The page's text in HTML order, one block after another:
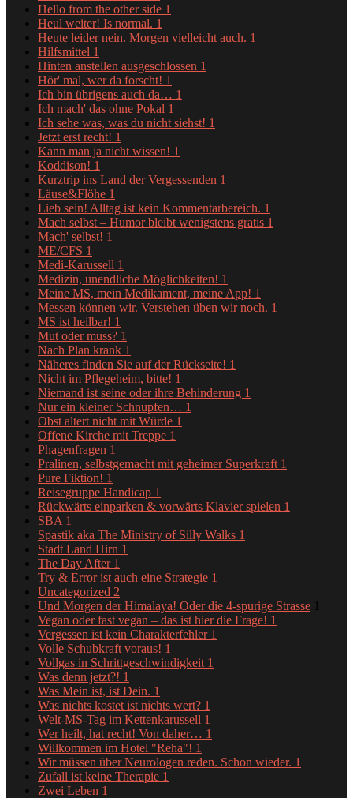
Hello from the other side 1
Heul weiter! Is normal. 1
Heute leider nein. Morgen vielleicht auch. 1
Hilfsmittel 1
Hinten anstellen ausgeschlossen 1
Hör' mal, wer da forscht! 1
Ich bin übrigens auch da… 1
Ich mach' das ohne Pokal 1
Ich sehe was, was du nicht siehst! 1
Jetzt erst recht! 1
Kann man ja nicht wissen! 1
Koddison! 1
Kurztrip ins Land der Vergessenden 1
Läuse&Flöhe 1
Lieb sein! Alltag ist kein Kommentarbereich. 1
Mach selbst – Humor bleibt wenigstens gratis 1
Mach' selbst! 1
ME/CFS 1
Medi-Karussell 1
Medizin, unendliche Möglichkeiten! 1
Meine MS, mein Medikament, meine App! 1
Messen können wir. Verstehen üben wir noch. 1
MS ist heilbar! 1
Mut oder muss? 1
Nach Plan krank 1
Näheres finden Sie auf der Rückseite! 1
Nicht im Pflegeheim, bitte! 1
Niemand ist seine oder ihre Behinderung 1
Nur ein kleiner Schnupfen… 1
Obst altert nicht mit Würde 1
Offene Kirche mit Treppe 1
Phagenfragen 1
Pralinen, selbstgemacht mit geheimer Superkraft 1
Pure Fiktion! 1
Reisegruppe Handicap 1
Rückwärts einparken & vorwärts Klavier spielen 1
SBA 1
Spastik aka The Ministry of Silly Walks 1
Stadt Land Hirn 1
The Day After 1
Try & Error ist auch eine Strategie 1
Uncategorized 2
Und Morgen der Himalaya! Oder die 4-spurige Strasse 1
Vegan oder fast vegan – das ist hier die Frage! 1
Vergessen ist kein Charakterfehler 1
Volle Schubkraft voraus! 1
Vollgas in Schrittgeschwindigkeit 1
Was denn jetzt?! 1
Was Mein ist, ist Dein. 1
Was nichts kostet ist nichts wert? 1
Welt-MS-Tag im Kettenkarussell 1
Wer heilt, hat recht! Von daher… 1
Willkommen im Hotel "Reha"! 1
Wir müssen über Neurologen reden. Schon wieder. 1
Zufall ist keine Therapie 1
Zwei Leben 1